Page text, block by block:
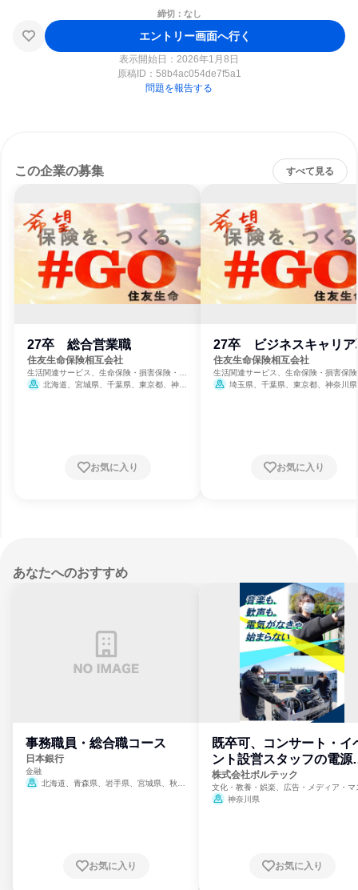
締切：なし
エントリー画面へ行く
表示開始日：2026年1月8日
原稿ID： 58b4ac054de7f5a1
問題を報告する
この企業の募集 すべて見る
27卒 総合営業職
住友生命保険相互会社
生活関連サービス、生命保険・損害保険・保
険サービス
北海道、宮城県、千葉県、東京都、神奈
お気に入り
27卒 ビジネスキャリア
住友生命保険相互会社
生活関連サービス、生命保険・損害保
険サービス
埼玉県、千葉県、東京都、神奈川
お気に入り
あなたへのおすすめ
事務職員・総合職コース
日本銀行
金融
北海道、青森県、岩手県、宮城県、秋田
崎県、熊本県、大分県、宮崎県、鹿児島県、
お気に入り
既卒可、コンサート・イ
ント設営スタッフの電源
門
株式会社ボルテック
文化・教養・娯楽、広告・メディア・マ
ミ、電力・ガス・水道・エネルギー
神奈川県
お気に入り